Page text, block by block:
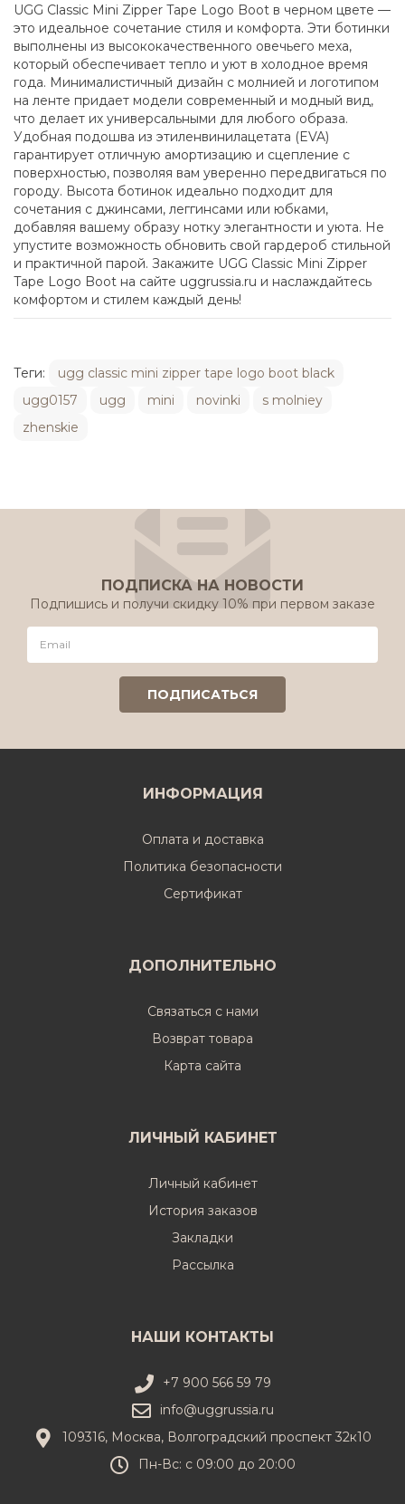
UGG Classic Mini Zipper Tape Logo Boot в черном цвете —
это идеальное сочетание стиля и комфорта. Эти ботинки
выполнены из высококачественного овечьего меха,
который обеспечивает тепло и уют в холодное время
года. Минималистичный дизайн с молнией и логотипом
на ленте придает модели современный и модный вид,
что делает их универсальными для любого образа.
Удобная подошва из этиленвинилацетата (EVA)
гарантирует отличную амортизацию и сцепление с
поверхностью, позволяя вам уверенно передвигаться по
городу. Высота ботинок идеально подходит для
сочетания с джинсами, леггинсами или юбками,
добавляя вашему образу нотку элегантности и уюта. Не
упустите возможность обновить свой гардероб стильной
и практичной парой. Закажите UGG Classic Mini Zipper
Tape Logo Boot на сайте uggrussia.ru и наслаждайтесь
комфортом и стилем каждый день!
Теги:
ugg classic mini zipper tape logo boot black
ugg0157
ugg mini novinki
s molniey
zhenskie
ПОДПИСКА НА НОВОСТИ
Подпишись и получи скидку 10% при первом заказе
ИНФОРМАЦИЯ
Оплата и доставка
Политика безопасности
Cертификат
ДОПОЛНИТЕЛЬНО
Связаться с нами
Возврат товара
Карта сайта
ЛИЧНЫЙ КАБИНЕТ
Личный кабинет
История заказов
Закладки
Рассылка
НАШИ КОНТАКТЫ
+7 900 566 59 79
info@uggrussia.ru
109316, Москва, Волгоградский проспект 32к10
Пн-Вс: с 09:00 до 20:00